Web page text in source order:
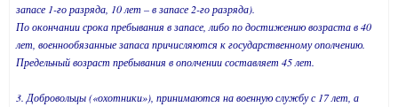
запасе 1-го разряда, 10 лет – в запасе 2-го разряда).
По окончании срока пребывания в запасе, либо по достижению возраста в 40
лет, военнообязанные запаса причисляются к государственному ополчению.
Предельный возраст пребывания в ополчении составляет 45 лет.
3. Добровольцы («охотники»), принимаются на военную службу с 17 лет, а